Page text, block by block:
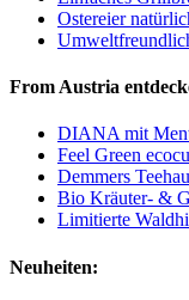
Ostereier
From Austria
DIANA mit
Feel Green
Demmers
Bio Kräuter- &
Limitierte
Neuheiten: